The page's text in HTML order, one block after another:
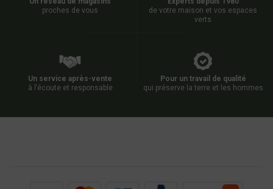
proches de vous
de votre maison et vos espaces
verts
Un service après-vente
à l’écoute et responsable
Pour un travail de qualité
qui préserve la terre et les hommes